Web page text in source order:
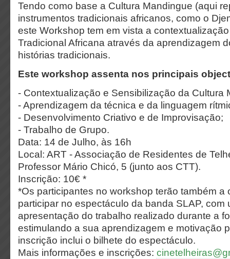
Tendo como base a Cultura Mandingue (aqui
instrumentos tradicionais africanos, como o
este Workshop tem em vista a
Tradicional Africana através da aprendizagem
histórias tradicionais.
Este workshop assenta nos principais
- Contextualização e Sensibilização da Cultura
- Aprendizagem da técnica e da linguagem
- Desenvolvimento Criativo e de Improvisação;
- Trabalho de Grupo.
Data: 14 de Julho, às 16h
Local: ART - Associação de Residentes de
Professor Mário Chicó, 5 (junto aos CTT).
Inscrição: 10€ *
*Os participantes no workshop terão também a
participar no espectáculo da banda SLAP, com
apresentação do trabalho realizado durante a
estimulando a sua aprendizagem e motivação
inscrição inclui o bilhete do espectáculo.
Mais informações e inscrições: